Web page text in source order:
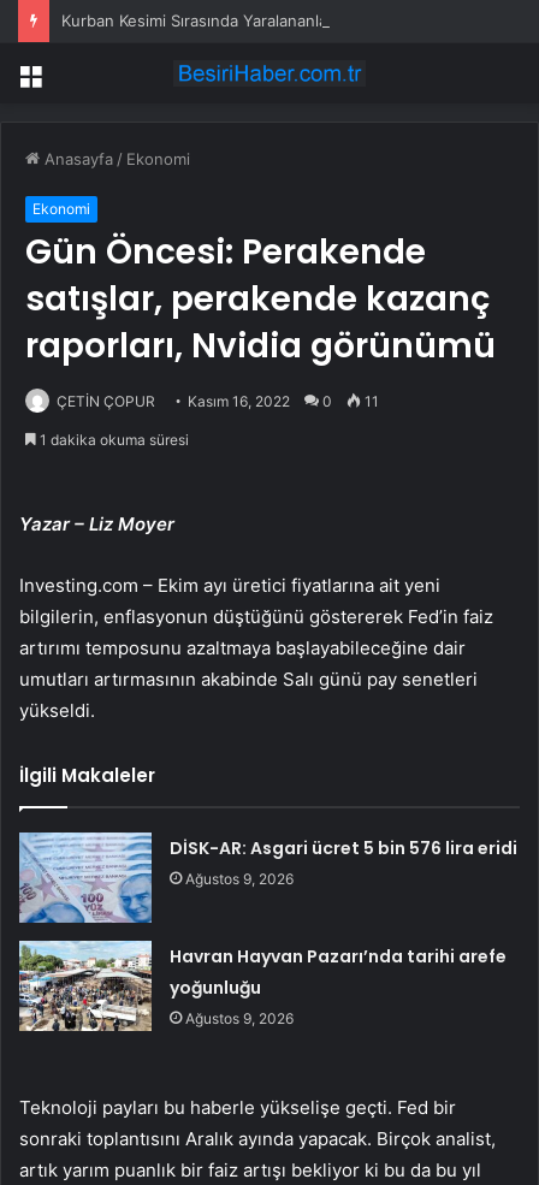
Kurban Kesimi Sırasında Yaralananlar Hastanelik Oldu
Menü
Anasayfa / Ekonomi
Ekonomi
Gün Öncesi: Perakende
satışlar, perakende kazanç
raporları, Nvidia görünümü
ÇETİN ÇOPUR Kasım 16, 2022 0 11
1 dakika okuma süresi
Yazar – Liz Moyer
Investing.com – Ekim ayı üretici fiyatlarına ait yeni
bilgilerin, enflasyonun düştüğünü göstererek Fed’in faiz
artırımı temposunu azaltmaya başlayabileceğine dair
umutları artırmasının akabinde Salı günü pay senetleri
yükseldi.
İlgili Makaleler
DİSK-AR: Asgari ücret 5 bin 576 lira eridi
Ağustos 9, 2026
Havran Hayvan Pazarı’nda tarihi arefe
yoğunluğu
Ağustos 9, 2026
Teknoloji payları bu haberle yükselişe geçti. Fed bir
sonraki toplantısını Aralık ayında yapacak. Birçok analist,
artık yarım puanlık bir faiz artışı bekliyor ki bu da bu yıl